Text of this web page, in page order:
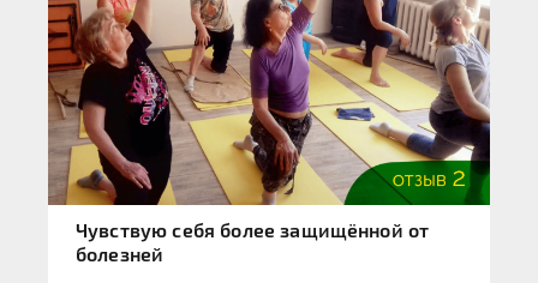
Чувствую себя более защищённой от
болезней